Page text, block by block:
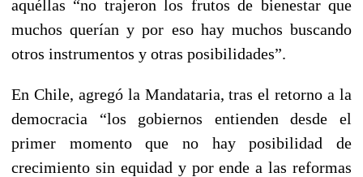
aquéllas “no trajeron los frutos de bienestar que
muchos querían y por eso hay muchos buscando
otros instrumentos y otras posibilidades”.
En Chile, agregó la Mandataria, tras el retorno a la
democracia “los gobiernos entienden desde el
primer momento que no hay posibilidad de
crecimiento sin equidad y por ende a las reformas